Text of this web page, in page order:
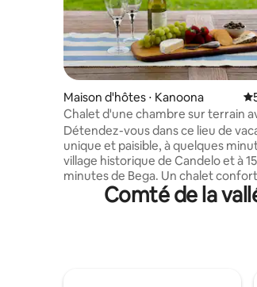
Maison d'hôtes ⋅ Kanoona
Chalet d'une chambre sur terrain
vue imprenable
Détendez-vous dans ce lieu de
unique et paisible, à quelques
village historique de Candelo et à 15
minutes de Bega. Un chalet
et entièrement indépendant d'une
chambre, situé sur un terrain avec
Comté de la